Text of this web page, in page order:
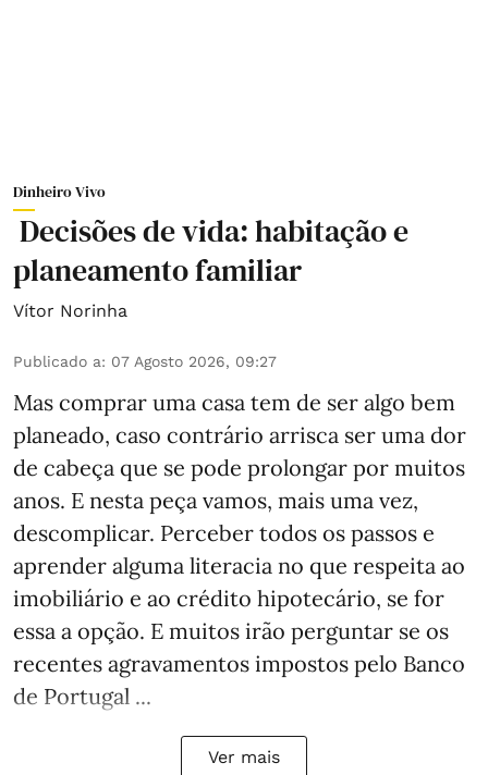
Dinheiro Vivo
Decisões de vida: habitação e
planeamento familiar
Vítor Norinha
Publicado a: 07 Agosto 2026, 09:27
Mas comprar uma casa tem de ser algo bem
planeado, caso contrário arrisca ser uma dor
de cabeça que se pode prolongar por muitos
anos. E nesta peça vamos, mais uma vez,
descomplicar. Perceber todos os passos e
aprender alguma literacia no que respeita ao
imobiliário e ao crédito hipotecário, se for
essa a opção. E muitos irão perguntar se os
recentes agravamentos impostos pelo Banco
de Portugal ...
Ver mais